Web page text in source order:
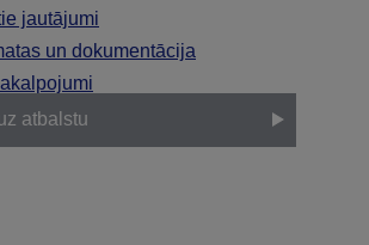
jautājumi
un dokumentācija
atbalstu